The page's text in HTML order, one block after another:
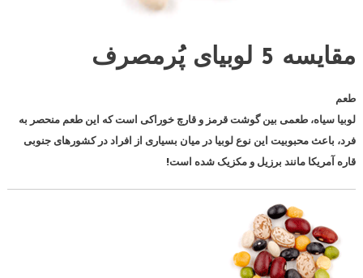
مقایسه 5 لوبیای پُرمصرف
طعم
لوبیا سیاه، طعمی بین گوشت قرمز و قارچ خوراکی است که این طعم منحصر به
فرد، باعث محبوبیت این نوع لوبیا در میان بسیاری از افراد در کشورهای جنوبی
قاره آمریکا مانند برزیل و مکزیک شده است!